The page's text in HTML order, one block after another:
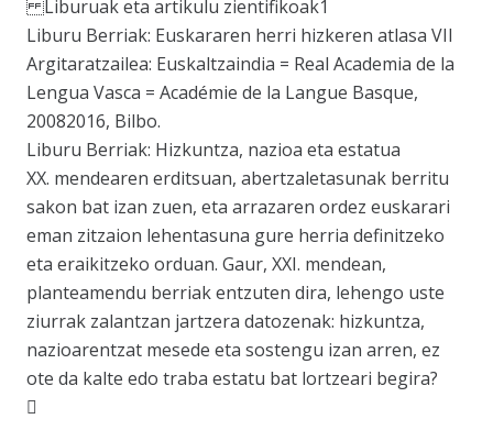
Liburuak eta artikulu zientifikoak1
Liburu Berriak: Euskararen herri hizkeren atlasa VII
Argitaratzailea: Euskaltzaindia = Real Academia de la
Lengua Vasca = Académie de la Langue Basque,
20082016, Bilbo.
Liburu Berriak: Hizkuntza, nazioa eta estatua
XX. mendearen erditsuan, abertzaletasunak berritu
sakon bat izan zuen, eta arrazaren ordez euskarari
eman zitzaion lehentasuna gure herria definitzeko
eta eraikitzeko orduan. Gaur, XXI. mendean,
planteamendu berriak entzuten dira, lehengo uste
ziurrak zalantzan jartzera datozenak: hizkuntza,
nazioarentzat mesede eta sostengu izan arren, ez
ote da kalte edo traba estatu bat lortzeari begira?
